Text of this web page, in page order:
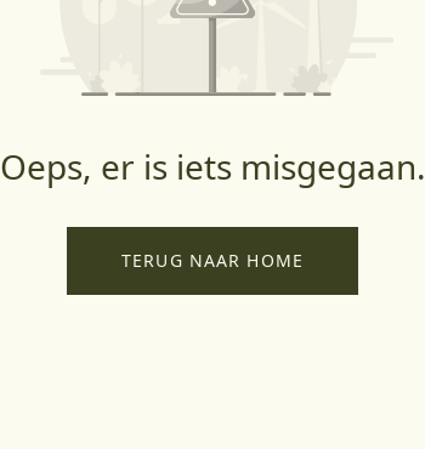
Oeps, er is iets misgegaan.
TERUG NAAR HOME